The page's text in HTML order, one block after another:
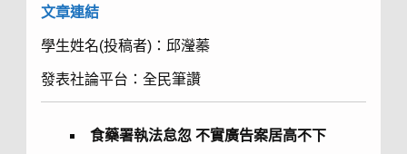
文章連結
學生姓名(投稿者)：邱瀅蓁
發表社論平台：全民筆讚
食藥署執法怠忽 不實廣告案居高不下